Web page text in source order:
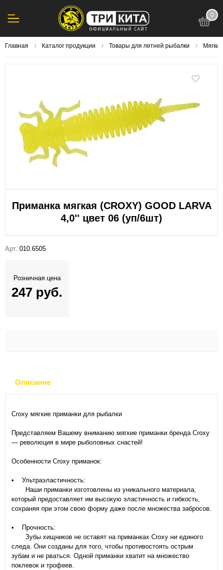
0
Главная Каталог продукции Товары для летней рыбалки
Приманка мягкая (CROXY) GOOD LARVA
4,0'' цвет 06 (уп/6шт)
Арт. 010.6505
Розничная цена
247 руб.
Описание
Croxy мягкие приманки для рыбалки
Представляем Вашему вниманию мягкие приманки бренда Croxy
— революция в мире рыболовных снастей!
Особенности Croxy приманок:
• Ультраэластичность:
Наши приманки изготовлены из уникального материала,
который предоставляет им высокую эластичность и гибкость,
сохраняя при этом свою форму даже после множества забросов.
• Прочность:
Зубы хищников не оставят на приманках Croxy ни единого
следа. Они созданы для того, чтобы противостоять острым
зубам и не рваться. Одной приманки хватит на множество
поклевок и трофеев.